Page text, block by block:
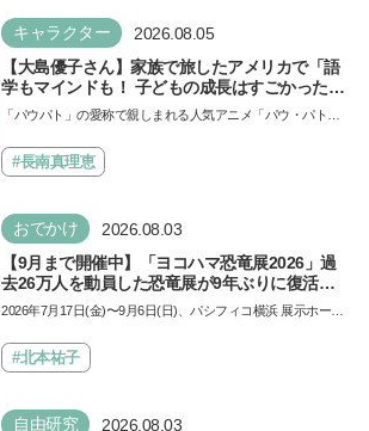
い…
キャラクター 2026.08.05
【大島優子さん】家族で旅したアメリカで「語
学もマインドも！ 子どもの成長はすごかった」
声優をつとめた映画『パウ・パトロール ザ・ダ
できると子どもに知ってほしい
「パウパト」の愛称で親しまれる人気アニメ「パウ・パトロ
ザ…#長南真理恵
おでかけ 2026.08.03
【9月まで開催中】「ヨコハマ恐竜展2026」過
去26万人を動員した恐竜展が9年ぶりに復活！
夏休みのおでかけで楽しむポイントを完全ガイ
2026年7月17日(金)〜9月6日(日)、パシフィコ横浜 展示ホール
催…#北本祐子
自由研究 2026.08.03